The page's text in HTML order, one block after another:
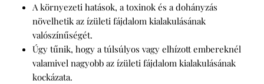
A környezeti hatások, a toxinok és a dohányzás
növelhetik az ízületi fájdalom kialakulásának
valószínűségét.
Úgy tűnik, hogy a túlsúlyos vagy elhízott embereknél
valamivel nagyobb az ízületi fájdalom kialakulásának
kockázata.